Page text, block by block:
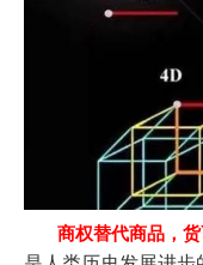
商权替代商品，